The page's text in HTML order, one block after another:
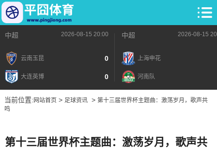
中超 2026-08-15 20:00
云南玉昆 0
大连英博 0
中超 2026-08-15
上海申花
河南队
当前位置: 网站首页> 足球资讯> 第十三届世界杯主题曲：激荡岁月，歌声共
鸣
第十三届世界杯主题曲：激荡岁月，歌声共